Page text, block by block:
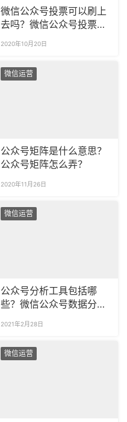
微信公众号投票可以刷上
去吗？微信公众号投票刷
2020年10月20日
微信运营
公众号矩阵是什么意思？
公众号矩阵怎么弄？
2020年11月26日
微信运营
公众号分析工具包括哪
些？微信公众号数据分析
2021年2月28日
微信运营